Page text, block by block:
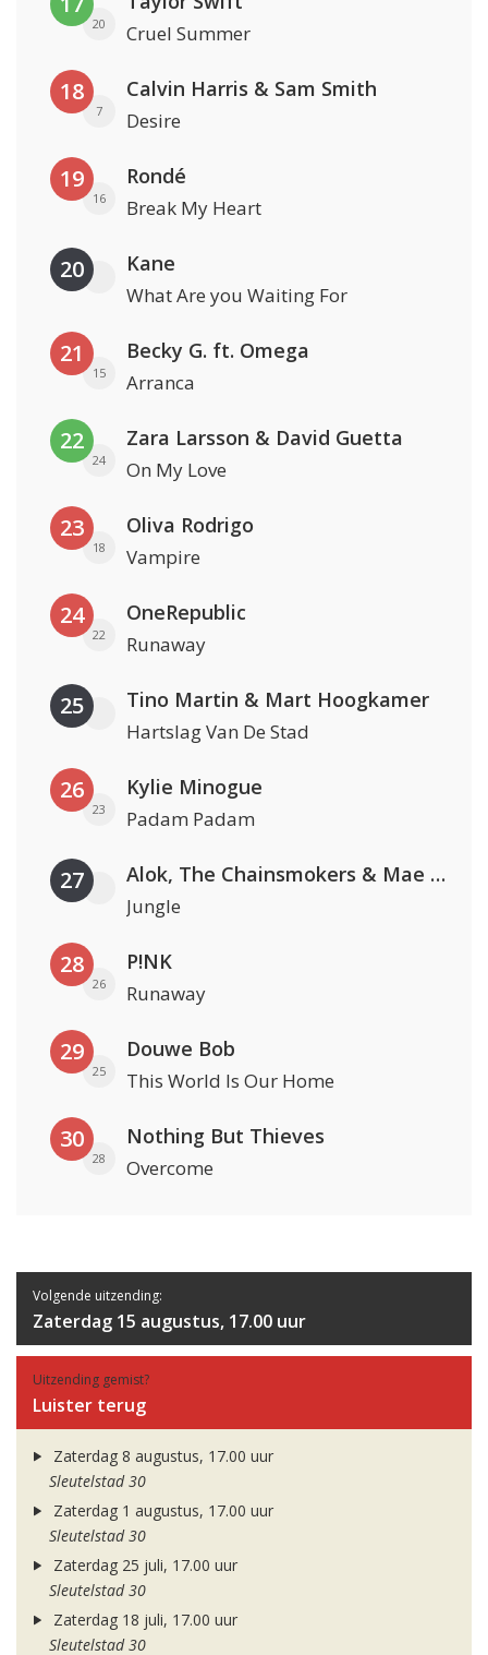
20 Cruel Summer
18
7
Calvin Harris & Sam Smith
Desire
19
16
Rondé
Break My Heart
20 Kane
What Are you Waiting For
21
15
Becky G. ft. Omega
Arranca
22
24
Zara Larsson & David Guetta
On My Love
23
18
Oliva Rodrigo
Vampire
24
22
OneRepublic
Runaway
25 Tino Martin & Mart Hoogkamer
Hartslag Van De Stad
26
23
Kylie Minogue
Padam Padam
27 Alok, The Chainsmokers & Mae Stephens
Jungle
28
26
P!NK
Runaway
29
25
Douwe Bob
This World Is Our Home
30
28
Nothing But Thieves
Overcome
Volgende uitzending:
Zaterdag 15 augustus, 17.00 uur
Uitzending gemist?
Luister terug
Zaterdag 8 augustus, 17.00 uur
Sleutelstad 30
Zaterdag 1 augustus, 17.00 uur
Sleutelstad 30
Zaterdag 25 juli, 17.00 uur
Sleutelstad 30
Zaterdag 18 juli, 17.00 uur
Sleutelstad 30